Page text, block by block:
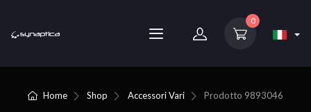
0
Home Shop Accessori Vari Prodotto 9893046